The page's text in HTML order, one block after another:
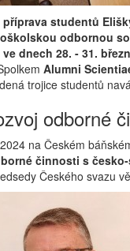
příprava studentů
odbornou
dnech 28. - 31.
Alumni
trojice studentů
odborné
na Českém
činnosti s
Českého svazu